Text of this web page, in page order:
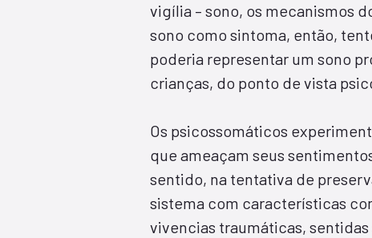
vigília – sono, os mecanismos
sono como sintoma, então,
poderia representar um sono
crianças, do ponto de vista
Os psicossomáticos
que ameaçam seus
sentido, na tentativa de
sistema com características
vivencias traumáticas,